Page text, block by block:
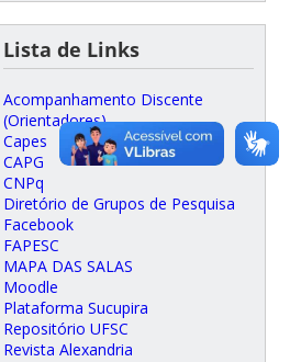
Lista de Links
Acompanhamento Discente
(Orientadores)
Capes
CAPG
CNPq
Diretório de Grupos de Pesquisa
Facebook
FAPESC
MAPA DAS SALAS
Moodle
Plataforma Sucupira
Repositório UFSC
Revista Alexandria